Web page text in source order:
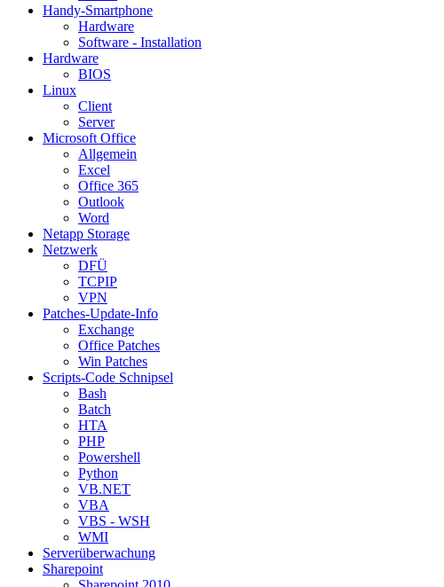
Handy-Smartphone
Hardware
Software - Installation
Hardware
BIOS
Linux
Client
Server
Microsoft Office
Allgemein
Excel
Office 365
Outlook
Word
Netapp Storage
Netzwerk
DFÜ
TCPIP
VPN
Patches-Update-Info
Exchange
Office Patches
Win Patches
Scripts-Code Schnipsel
Bash
Batch
HTA
PHP
Powershell
Python
VB.NET
VBA
VBS - WSH
WMI
Serverüberwachung
Sharepoint